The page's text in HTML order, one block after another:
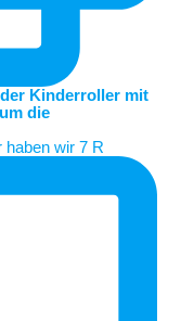
haben wir 7 R